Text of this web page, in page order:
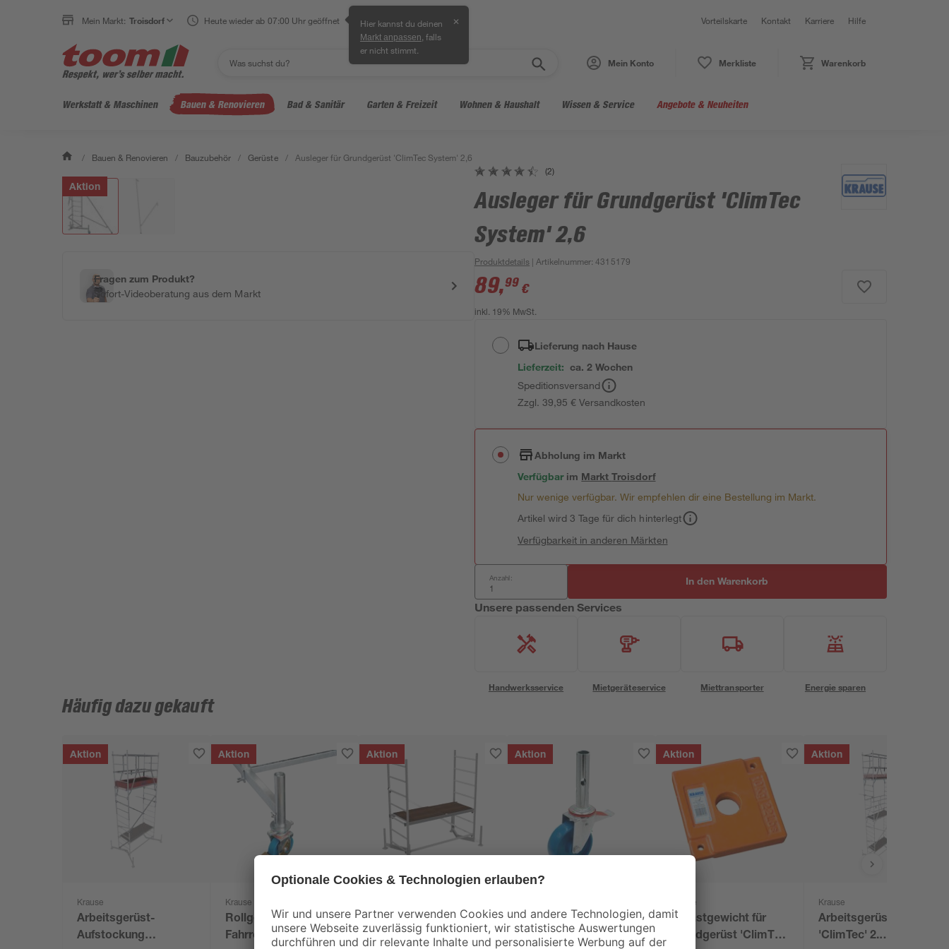
Mein Markt: Troisdorf Heute wieder ab 07:00 Uhr geöffnet Hier kannst du deinen
Markt anpassen , falls
er nicht stimmt.
✕ Vorteilskarte Kontakt Karriere Hilfe
Mein Konto Merkliste Warenkorb
Werkstatt & Maschinen Bauen & Renovieren Bad & Sanitär Garten & Freizeit Wohnen & Haushalt Wissen & Service Angebote & Neuheiten
/ Bauen & Renovieren / Bauzubehör / Gerüste / Ausleger für Grundgerüst 'ClimTec System' 2,6
Aktion
Fragen zum Produkt?
Sofort-Videoberatung aus dem Markt
(2)
Ausleger für Grundgerüst 'ClimTec
System' 2,6
Produktdetails | Artikelnummer:4315179
89,99 €
inkl. 19% MwSt.
Lieferung nach Hause
Lieferzeit: ca. 2 Wochen
Speditionsversand
Zzgl. 39,95 € Versandkosten
Abholung im Markt
Verfügbar im MarktTroisdorf
Nur wenige verfügbar. Wir empfehlen dir eine Bestellung im Markt.
Artikel wird 3 Tage für dich hinterlegt
Verfügbarkeit in anderen Märkten
Anzahl: In den Warenkorb
Unsere passenden Services
Handwerksservice Mietgeräteservice Miettransporter Energie sparen
Häufig dazu gekauft
Aktion
Krause
Arbeitsgerüst-
Aufstockung
Aktion
Krause
Rollgerüst-
Fahrrollensatz
Aktion
Grundgerüst 'ClimTec
System'
Aktion
Fahrrollensatz für
Grundgerüst 'ClimTec
Aktion
Krause
Ballastgewicht für
Grundgerüst 'ClimTec
Aktion
Krause
Arbeitsgerüst
'ClimTec' 2.